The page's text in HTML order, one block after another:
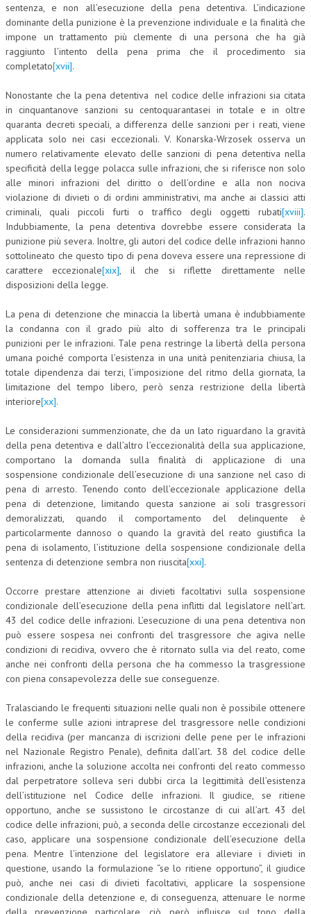
sentenza, e non all’esecuzione della pena detentiva. L’indicazione
dominante della punizione è la prevenzione individuale e la finalità che
impone un trattamento più clemente di una persona che ha già
raggiunto l’intento della pena prima che il procedimento sia
completato[xvii].
Nonostante che la pena detentiva nel codice delle infrazioni sia citata
in cinquantanove sanzioni su centoquarantasei in totale e in oltre
quaranta decreti speciali, a differenza delle sanzioni per i reati, viene
applicata solo nei casi eccezionali. V. Konarska-Wrzosek osserva un
numero relativamente elevato delle sanzioni di pena detentiva nella
specificità della legge polacca sulle infrazioni, che si riferisce non solo
alle minori infrazioni del diritto o dell’ordine e alla non nociva
violazione di divieti o di ordini amministrativi, ma anche ai classici atti
criminali, quali piccoli furti o traffico degli oggetti rubati[xviii].
Indubbiamente, la pena detentiva dovrebbe essere considerata la
punizione più severa. Inoltre, gli autori del codice delle infrazioni hanno
sottolineato che questo tipo di pena doveva essere una repressione di
carattere eccezionale[xix], il che si riflette direttamente nelle
disposizioni della legge.
La pena di detenzione che minaccia la libertà umana è indubbiamente
la condanna con il grado più alto di sofferenza tra le principali
punizioni per le infrazioni. Tale pena restringe la libertà della persona
umana poiché comporta l’esistenza in una unità penitenziaria chiusa, la
totale dipendenza dai terzi, l’imposizione del ritmo della giornata, la
limitazione del tempo libero, però senza restrizione della libertà
interiore[xx].
Le considerazioni summenzionate, che da un lato riguardano la gravità
della pena detentiva e dall’altro l’eccezionalità della sua applicazione,
comportano la domanda sulla finalità di applicazione di una
sospensione condizionale dell’esecuzione di una sanzione nel caso di
pena di arresto. Tenendo conto dell’eccezionale applicazione della
pena di detenzione, limitando questa sanzione ai soli trasgressori
demoralizzati, quando il comportamento del delinquente è
particolarmente dannoso o quando la gravità del reato giustifica la
pena di isolamento, l’istituzione della sospensione condizionale della
sentenza di detenzione sembra non riuscita[xxi].
Occorre prestare attenzione ai divieti facoltativi sulla sospensione
condizionale dell’esecuzione della pena inflitti dal legislatore nell’art.
43 del codice delle infrazioni. L’esecuzione di una pena detentiva non
può essere sospesa nei confronti del trasgressore che agiva nelle
condizioni di recidiva, ovvero che è ritornato sulla via del reato, come
anche nei confronti della persona che ha commesso la trasgressione
con piena consapevolezza delle sue conseguenze.
Tralasciando le frequenti situazioni nelle quali non è possibile ottenere
le conferme sulle azioni intraprese del trasgressore nelle condizioni
della recidiva (per mancanza di iscrizioni delle pene per le infrazioni
nel Nazionale Registro Penale), definita dall’art. 38 del codice delle
infrazioni, anche la soluzione accolta nei confronti del reato commesso
dal perpetratore solleva seri dubbi circa la legittimità dell’esistenza
dell’istituzione nel Codice delle infrazioni. Il giudice, se ritiene
opportuno, anche se sussistono le circostanze di cui all’art. 43 del
codice delle infrazioni, può, a seconda delle circostanze eccezionali del
caso, applicare una sospensione condizionale dell’esecuzione della
pena. Mentre l’intenzione del legislatore era alleviare i divieti in
questione, usando la formulazione “se lo ritiene opportuno”, il giudice
può, anche nei casi di divieti facoltativi, applicare la sospensione
condizionale della detenzione e, di conseguenza, attenuare le norme